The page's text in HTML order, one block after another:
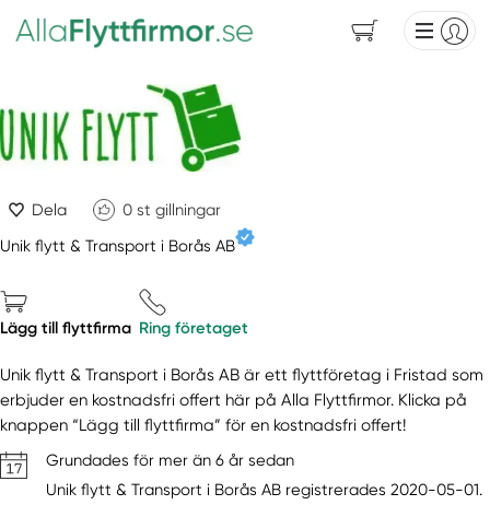
Dela 0 st gillningar
Unik flytt & Transport i Borås AB
Lägg till flyttfirma Ring företaget
Unik flytt & Transport i Borås AB är ett flyttföretag i Fristad som
erbjuder en kostnadsfri offert här på Alla Flyttfirmor. Klicka på
knappen “Lägg till flyttfirma” för en kostnadsfri offert!
Grundades för mer än 6 år sedan
Unik flytt & Transport i Borås AB registrerades 2020-05-01.